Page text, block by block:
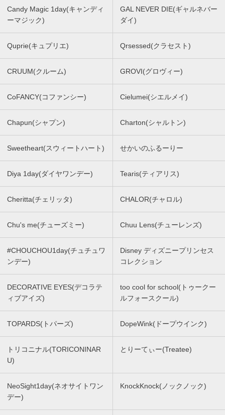
Candy Magic 1day(キャンディ
ーマジック)
GAL NEVER DIE(ギャルネバー
ダイ)
Quprie(キュプリエ) Qrsessed(クラセスト)
CRUUM(クルーム) GROVI(グロヴィー)
CoFANCY(コファンシー) Cielumei(シエルメイ)
Chapun(シャプン) Charton(シャルトン)
Sweetheart(スウィートハート) せかいのふるーりー
Diya 1day(ダイヤワンデー) Tearis(ティアリス)
Cheritta(チェリッタ) CHALOR(チャロル)
Chu's me(チューズミー) Chuu Lens(チューレンズ)
#CHOUCHOU1day(チュチュワ
ンデー)
Disney ディズニープリンセス
コレクション
DECORATIVE EYES(デコラテ
ィブアイズ)
too cool for school(トゥークー
ルフォースクール)
TOPARDS(トパーズ) DopeWink(ドープウインク)
トリコニナル(TORICONINAR
U)
とりーてぃー(Treatee)
NeoSight1day(ネオサイトワン
デー)
KnockKnock(ノックノック)